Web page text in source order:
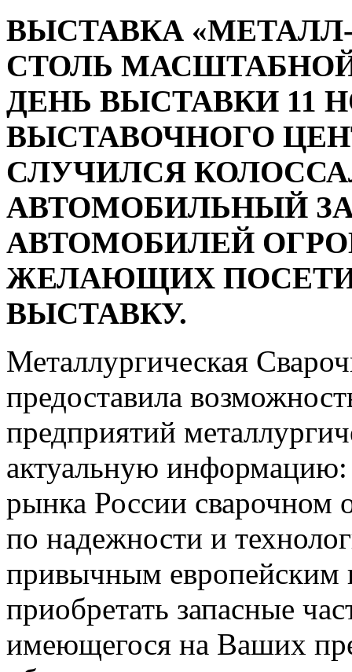
ВЫСТАВКА
СТОЛЬ
ДЕНЬ ВЫСТАВКИ 11
ВЫСТАВОЧНОГО
СЛУЧИЛСЯ
АВТОМОБИЛЬНЫЙ
АВТОМОБИЛЕЙ
ЖЕЛАЮЩИХ
ВЫСТАВКУ.
Металлургическая
предоставила
предприятий
актуальную информацию:
рынка России сварочном
по надежности и
привычным европейским
приобретать запасные
имеющегося на Ваших